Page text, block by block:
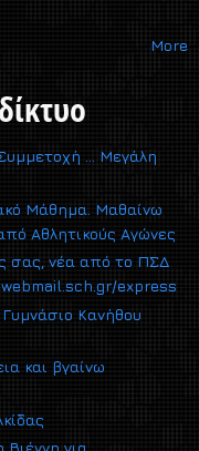
More
… Μεγάλη
Μάθημα. Μαθαίνω
Αθλητικούς Αγώνες
σας, νέα από το ΠΣΔ
express
Κανήθου
και βγαίνω